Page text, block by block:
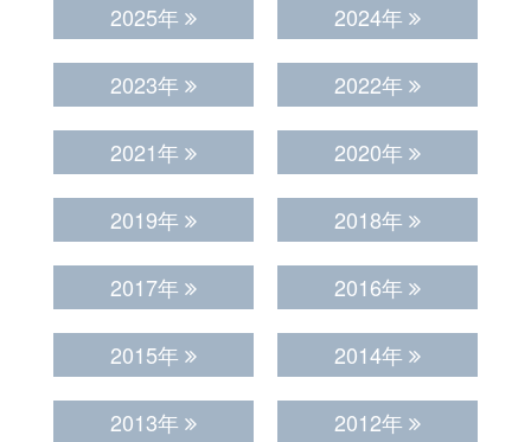
2025年 2024年
2023年 2022年
2021年 2020年
2019年 2018年
2017年 2016年
2015年 2014年
2013年 2012年